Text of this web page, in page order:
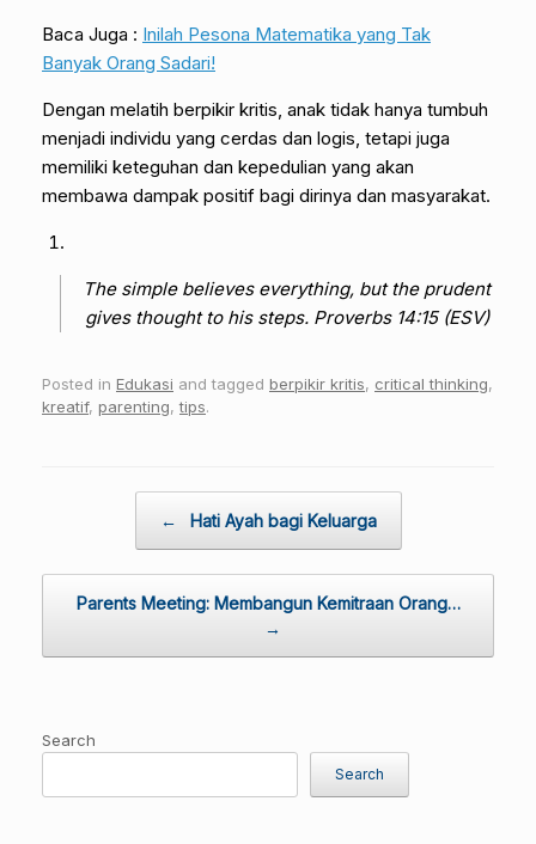
Baca Juga : Inilah Pesona Matematika yang Tak
Banyak Orang Sadari!
Dengan melatih berpikir kritis, anak tidak hanya tumbuh
menjadi individu yang cerdas dan logis, tetapi juga
memiliki keteguhan dan kepedulian yang akan
membawa dampak positif bagi dirinya dan masyarakat.
The simple believes everything, but the prudent
gives thought to his steps.Proverbs 14:15 (ESV)
Posted in Edukasi and tagged berpikir kritis, critical thinking,
kreatif, parenting,tips.
← Hati Ayah bagi Keluarga
Parents Meeting: Membangun Kemitraan Orang…
→
Search
Search